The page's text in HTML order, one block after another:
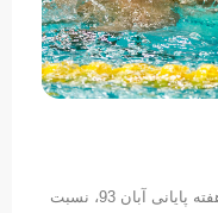
آزمون چهارشنا برای تمامی افرادی که در هفته پایانی آبان 93، نسبت